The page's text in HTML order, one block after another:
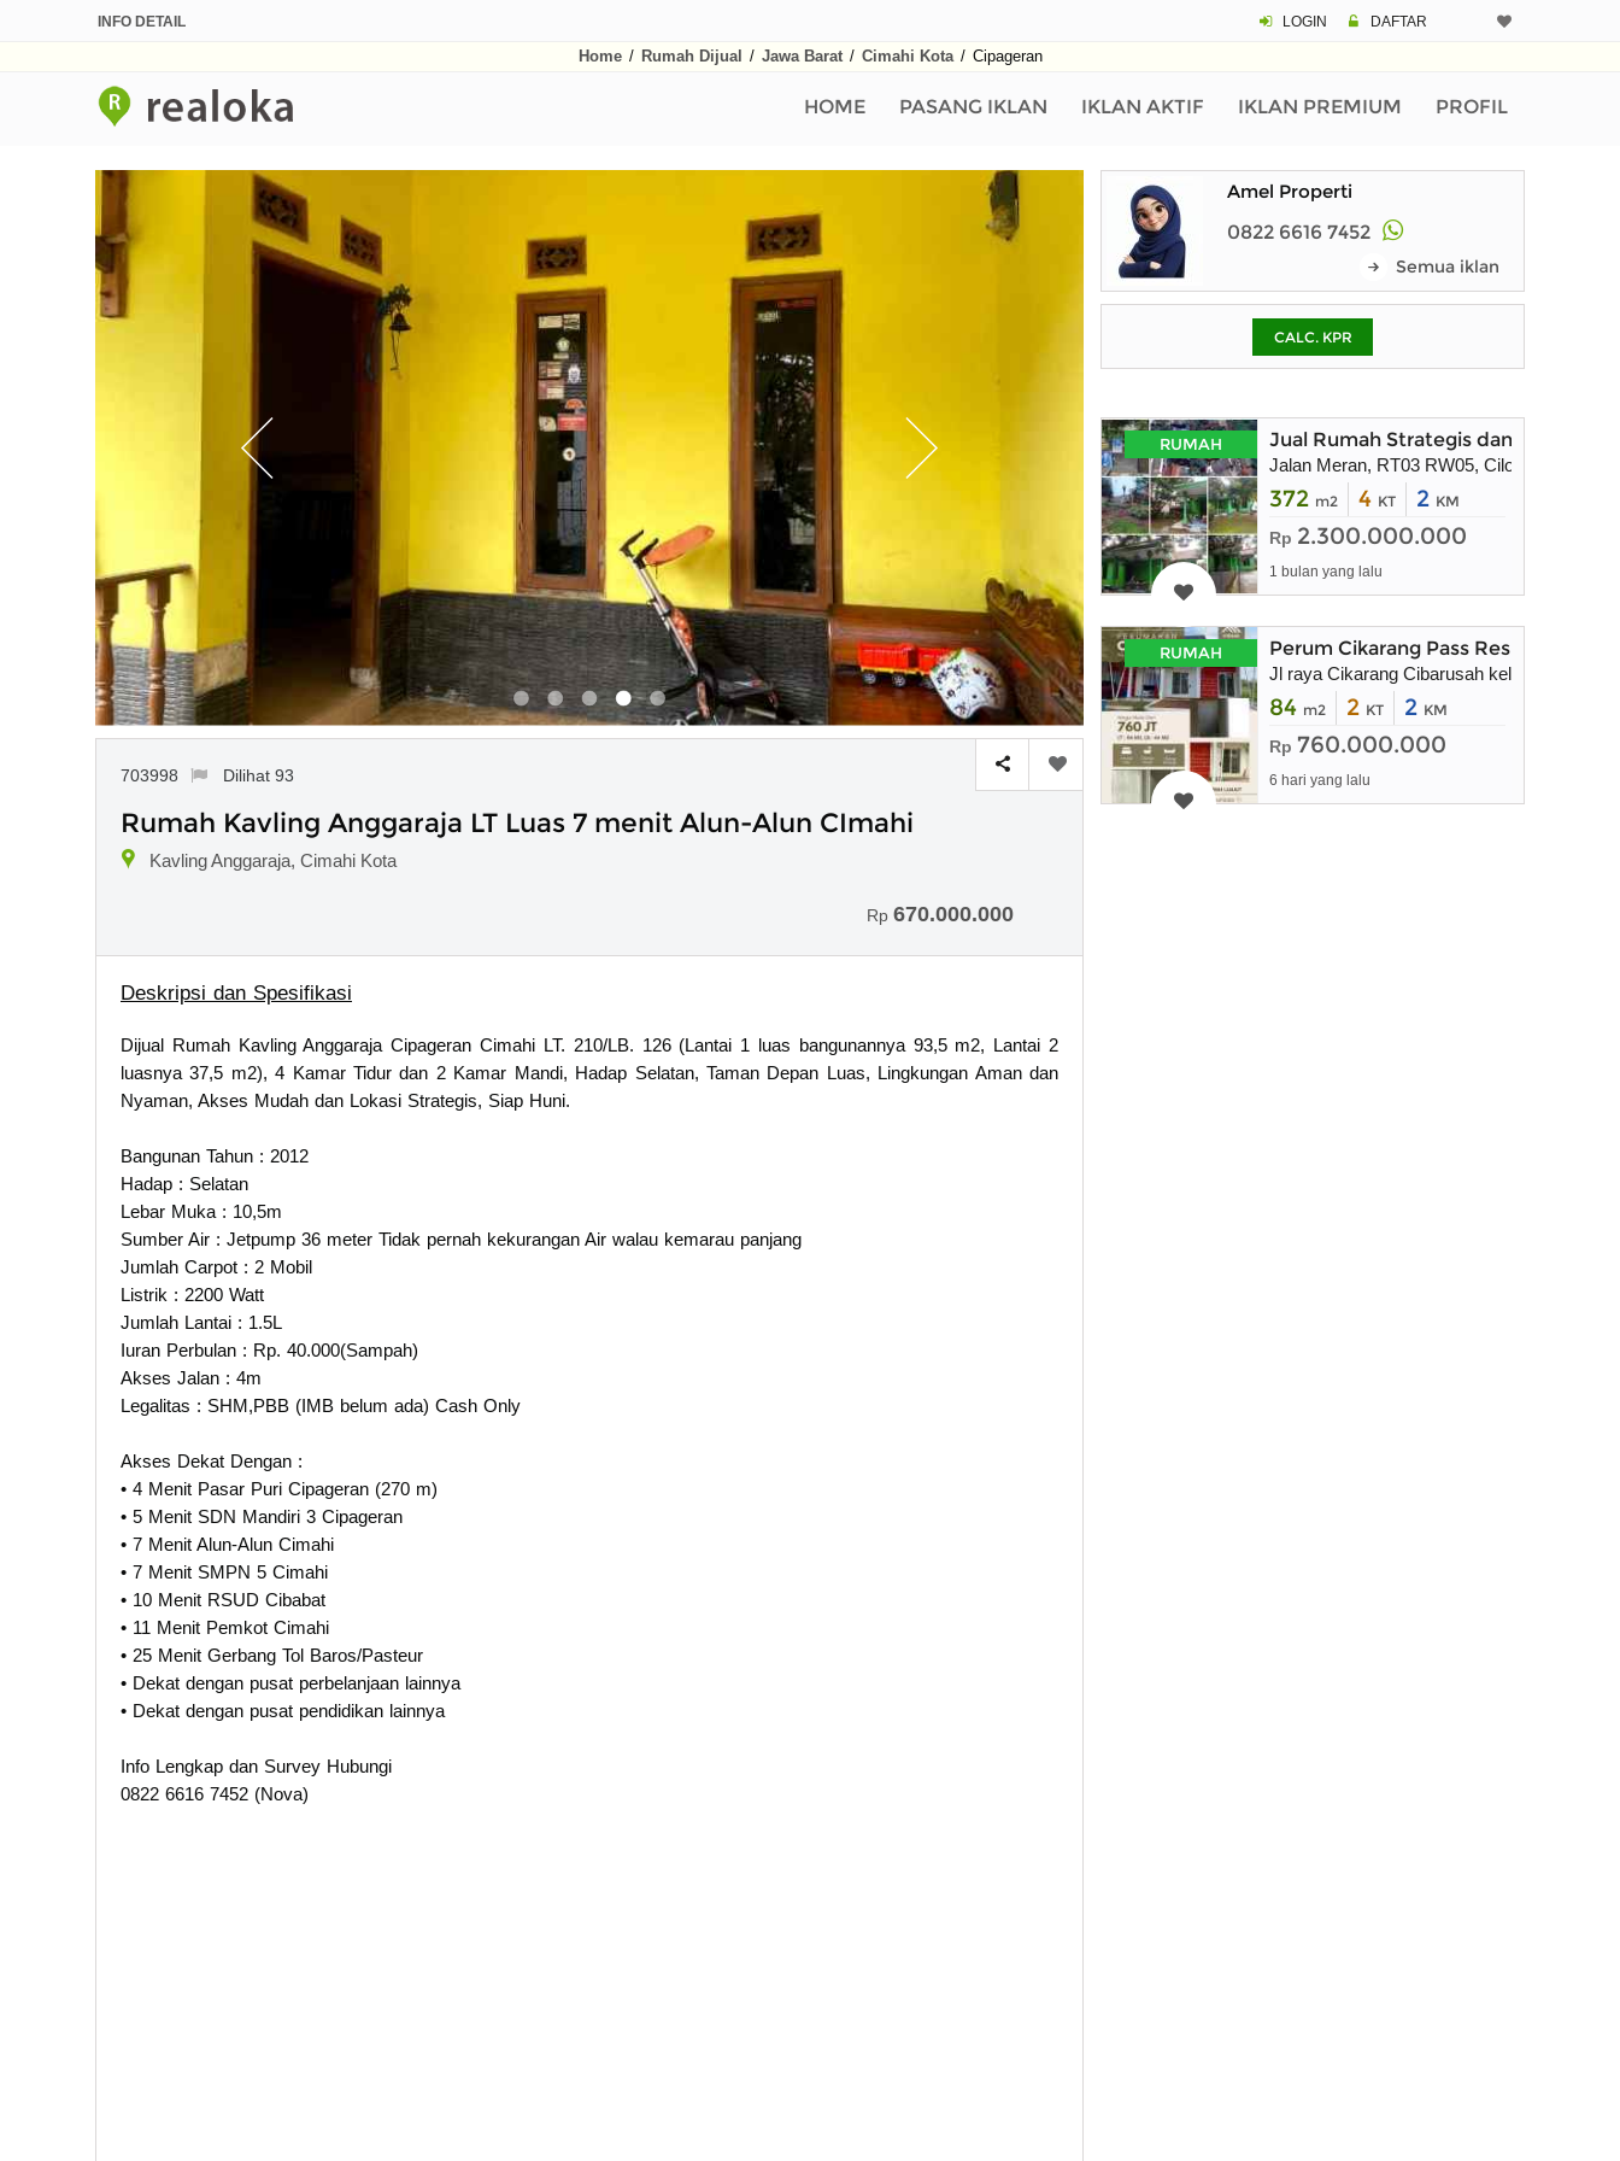
INFO DETAIL LOGIN DAFTAR
Home / Rumah Dijual / Jawa Barat / Cimahi Kota / Cipageran
HOME PASANG IKLAN IKLAN AKTIF IKLAN PREMIUM PROFIL
703998 Dilihat 93
Rumah Kavling Anggaraja LT Luas 7 menit Alun-Alun CImahi
Kavling Anggaraja, Cimahi Kota
Rp 670.000.000
Deskripsi dan Spesifikasi
Dijual Rumah Kavling Anggaraja Cipageran Cimahi LT. 210/LB. 126 (Lantai 1 luas bangunannya 93,5 m2, Lantai 2
luasnya 37,5 m2), 4 Kamar Tidur dan 2 Kamar Mandi, Hadap Selatan, Taman Depan Luas, Lingkungan Aman dan
Nyaman, Akses Mudah dan Lokasi Strategis, Siap Huni.
Bangunan Tahun : 2012
Hadap : Selatan
Lebar Muka : 10,5m
Sumber Air : Jetpump 36 meter Tidak pernah kekurangan Air walau kemarau panjang
Jumlah Carpot : 2 Mobil
Listrik : 2200 Watt
Jumlah Lantai : 1.5L
Iuran Perbulan : Rp. 40.000(Sampah)
Akses Jalan : 4m
Legalitas : SHM,PBB (IMB belum ada) Cash Only
Akses Dekat Dengan :
• 4 Menit Pasar Puri Cipageran (270 m)
• 5 Menit SDN Mandiri 3 Cipageran
• 7 Menit Alun-Alun Cimahi
• 7 Menit SMPN 5 Cimahi
• 10 Menit RSUD Cibabat
• 11 Menit Pemkot Cimahi
• 25 Menit Gerbang Tol Baros/Pasteur
• Dekat dengan pusat perbelanjaan lainnya
• Dekat dengan pusat pendidikan lainnya
Info Lengkap dan Survey Hubungi
0822 6616 7452 (Nova)
Pinjaman (PIN)
pada kotak-
Amel Properti
0822 6616 7452
Semua iklan
CALC. KPR
RUMAH Jual Rumah Strategis dan Lahan
Jalan Meran, RT03 RW05, Cilodong Kel. ,
372 m2 4 KT 2 KM
Rp 2.300.000.000
1 bulan yang lalu
RUMAH Perum Cikarang Pass Residence
Jl raya Cikarang Cibarusah kel sukaresmi
84 m2 2 KT 2 KM
Rp 760.000.000
6 hari yang lalu